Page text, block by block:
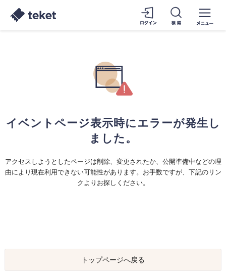
イベントページ表示時にエラーが発生し
ました。
アクセスしようとしたページは削除、変更されたか、公開準備中などの理
由により現在利用できない可能性があります。お手数ですが、下記のリン
クよりお探しください。
トップページへ戻る